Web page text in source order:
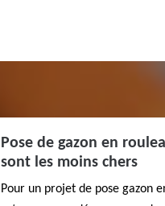
Pose de gazon en
sont les moins chers
Pour un projet de pose gazon